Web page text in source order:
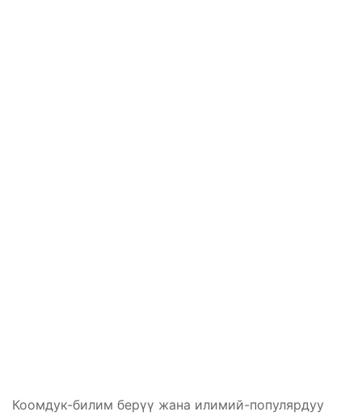
Коомдук-билим берүү жана илимий-популярдуу